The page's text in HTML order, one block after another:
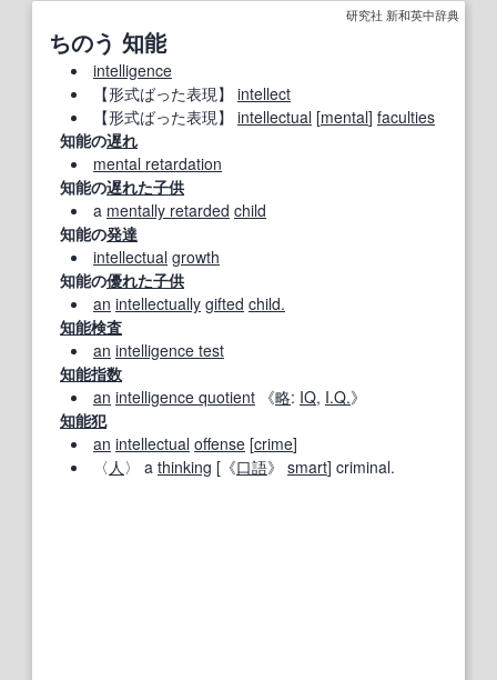
研究社 新和英中辞典
ちのう 知能
intelligence
【形式ばった表現】 intellect
【形式ばった表現】 intellectual [mental] faculties
知能の遅れ
mental retardation
知能の遅れた子供
a mentally retarded child
知能の発達
intellectual growth
知能の優れた子供
an intellectually gifted child.
知能検査
an intelligence test
知能指数
an intelligence quotient 《略: IQ, I.Q.》
知能犯
an intellectual offense [crime]
〈 人 〉 a thinking [《口語》 smart] criminal.